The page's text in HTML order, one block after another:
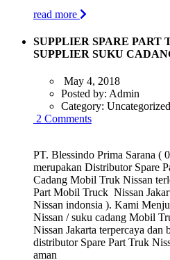
read more
SUPPLIER SPARE PART
SUPPLIER SUKU
May 4, 2018
Posted by: Admin
Category: Uncategorized
2 Comments
PT. Blessindo Prima Sarana (
merupakan Distributor Spare
Cadang Mobil Truk Nissan
Part Mobil Truck Nissan
Nissan indonsia ). Kami
Nissan / suku cadang Mobil
Nissan Jakarta terpercaya dan
distributor Spare Part Truk
aman